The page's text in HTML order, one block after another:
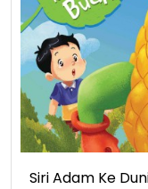
Siri Adam Ke